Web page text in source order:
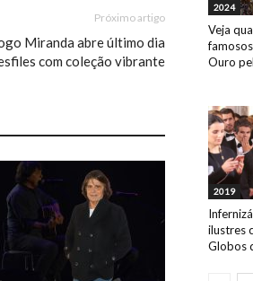
Próximo artigo
Miranda abre último dia
com coleção vibrante
2024
Veja
Ouro
2019
ilustres
Globos